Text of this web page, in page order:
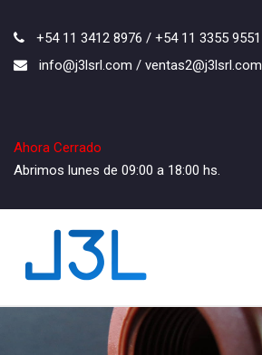
+54 11 3412 8976 / +54 11 3355 9551
info@j3lsrl.com / ventas2@j3lsrl.com
Ahora Cerrado
Abrimos lunes de 09:00 a 18:00 hs.
Inicio
La Empresa